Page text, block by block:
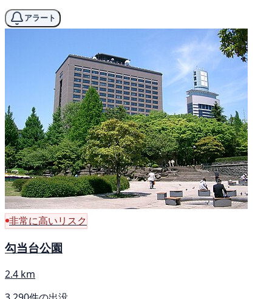
アラート
非常に高いリスク
勾当台公園
2.4 km